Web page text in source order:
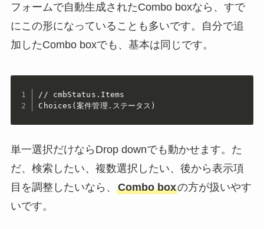
フォームで自動生成されたCombo boxなら、すで
にこの形になっていることも多いです。自分で追
加したCombo boxでも、基本は同じです。
// cmbStatus.Items
Choices(案件管理.ステータス)
単一選択だけならDrop downでも動かせます。た
だ、検索したい、複数選択したい、後から表示項
目を調整したいなら、 Combo boxの方が扱いやす
いです。